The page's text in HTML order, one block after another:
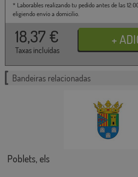
* Laborables realizando tu pedido antes de las
eligiendo envío a domicilio.
18,37 €
Taxas incluídas
Bandeiras relacionadas
Poblets, els